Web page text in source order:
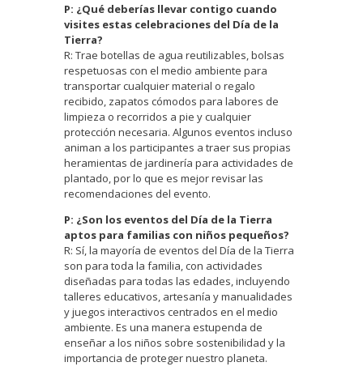
P: ¿Qué deberías llevar contigo cuando
visites estas celebraciones del Día de la
Tierra?
R: Trae botellas de agua reutilizables, bolsas
respetuosas con el medio ambiente para
transportar cualquier material o regalo
recibido, zapatos cómodos para labores de
limpieza o recorridos a pie y cualquier
protección necesaria. Algunos eventos incluso
animan a los participantes a traer sus propias
heramientas de jardinería para actividades de
plantado, por lo que es mejor revisar las
recomendaciones del evento.
P: ¿Son los eventos del Día de la Tierra
aptos para familias con niños pequeños?
R: Sí, la mayoría de eventos del Día de la Tierra
son para toda la familia, con actividades
diseñadas para todas las edades, incluyendo
talleres educativos, artesanía y manualidades
y juegos interactivos centrados en el medio
ambiente. Es una manera estupenda de
enseñar a los niños sobre sostenibilidad y la
importancia de proteger nuestro planeta.